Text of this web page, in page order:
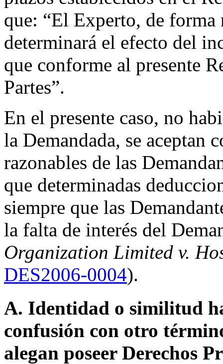
que: “El Experto, de
determinará el efecto del
que conforme al presente
Partes”.
En el presente caso, no
la Demandada, se aceptan
razonables de las
que determinadas
siempre que las
la falta de interés del
Organization Limited v.
DES2006-0004).
A. Identidad o similitud
confusión con otro
alegan poseer Derechos